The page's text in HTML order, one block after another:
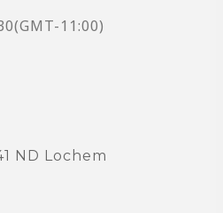
(GMT-11:00)
ND Lochem